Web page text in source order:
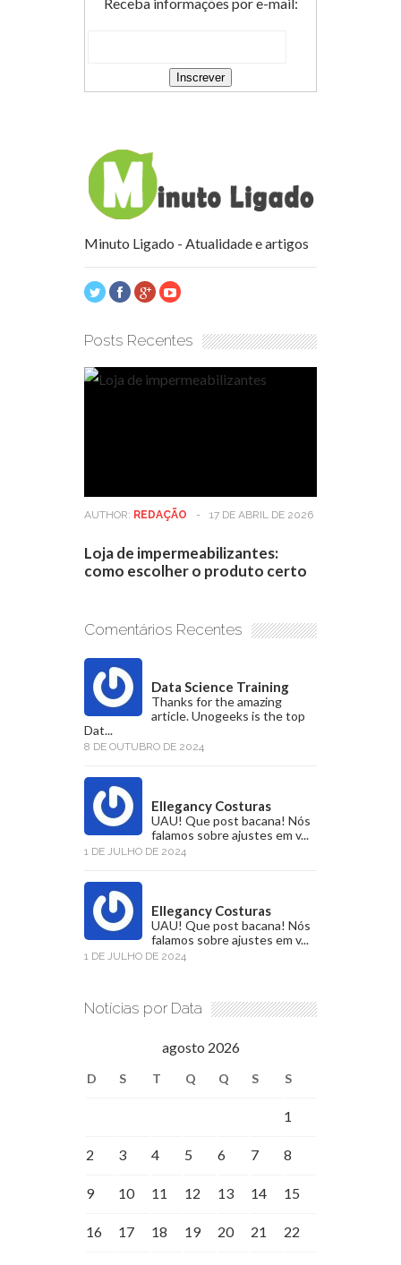
Receba informações por e-mail:
Minuto Ligado - Atualidade e artigos
Posts Recentes
AUTHOR: REDAÇÃO - 17 DE ABRIL DE 2026
Loja de impermeabilizantes:
como escolher o produto certo
Comentários Recentes
Data Science Training
Thanks for the amazing
article. Unogeeks is the top
Dat...
8 DE OUTUBRO DE 2024
Ellegancy Costuras
UAU! Que post bacana! Nós
falamos sobre ajustes em v...
1 DE JULHO DE 2024
Ellegancy Costuras
UAU! Que post bacana! Nós
falamos sobre ajustes em v...
1 DE JULHO DE 2024
Notícias por Data
agosto 2026
D S T Q Q S S
1
2 3 4 5 6 7 8
9 10 11 12 13 14 15
16 17 18 19 20 21 22